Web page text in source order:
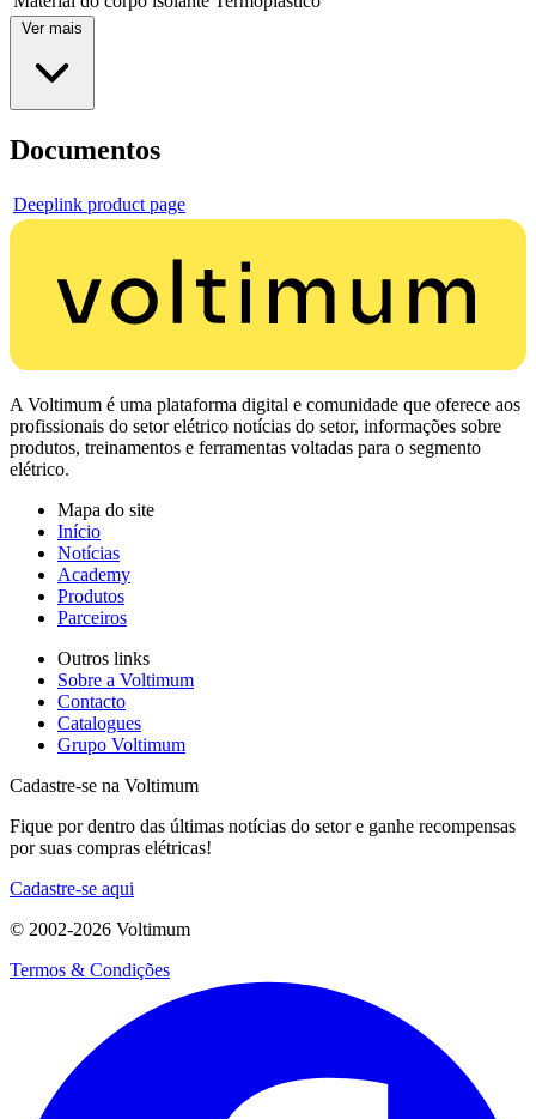
Ver mais
Documentos
Deeplink product page
A Voltimum é uma plataforma digital e comunidade que oferece aos
profissionais do setor elétrico notícias do setor, informações sobre
produtos, treinamentos e ferramentas voltadas para o segmento
elétrico.
Mapa do site
Início
Notícias
Academy
Produtos
Parceiros
Outros links
Sobre a Voltimum
Contacto
Catalogues
Grupo Voltimum
Cadastre-se na Voltimum
Fique por dentro das últimas notícias do setor e ganhe recompensas
por suas compras elétricas!
Cadastre-se aqui
© 2002-2026 Voltimum
Termos & Condições